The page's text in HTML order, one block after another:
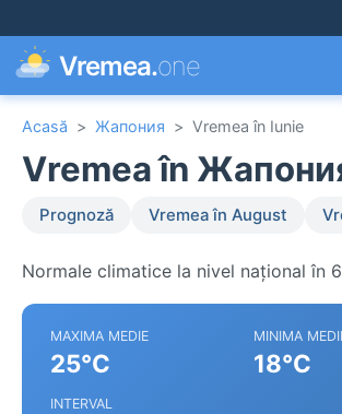
Vremea.one
Acasă > Жапония > Vremea în Iunie
Vremea în
Prognoză Vremea în August
Normale climatice la nivel național în
MAXIMA MEDIE
25°C
MINIMA
18°C
INTERVAL